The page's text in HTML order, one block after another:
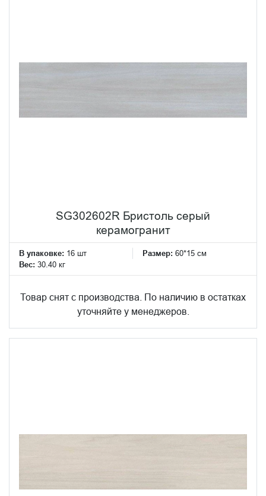
SG302602R Бристоль серый
керамогранит
В упаковке: 16 шт Размер: 60*15 см
Вес: 30.40 кг
Товар снят с производства. По наличию в остатках
уточняйте у менеджеров.